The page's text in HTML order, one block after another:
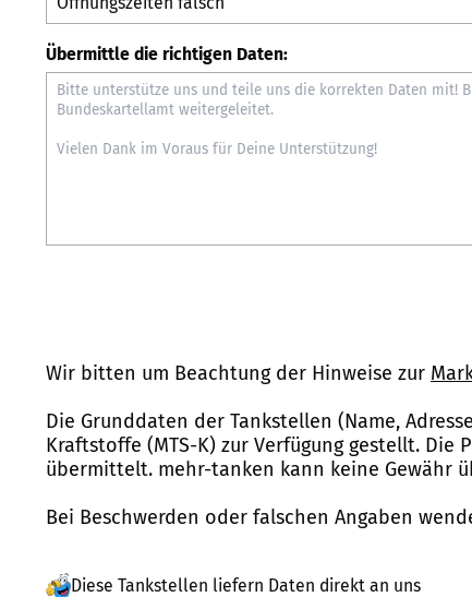
Übermittle die richtigen Daten:
Wir bitten um Beachtung der Hinweise zur
Die Grunddaten der Tankstellen (Name,
Kraftstoffe (MTS-K) zur Verfügung gestellt. Die
übermittelt. mehr-tanken kann keine Gewähr
Bei Beschwerden oder falschen Angaben
Diese Tankstellen liefern Daten direkt an uns